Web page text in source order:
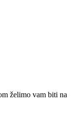
želimo vam biti na